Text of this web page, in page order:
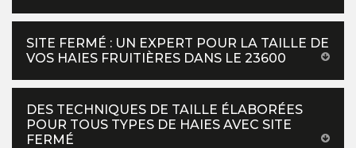
SITE FERMÉ : UN EXPERT POUR LA TAILLE DE
VOS HAIES FRUITIÈRES DANS LE 23600
DES TECHNIQUES DE TAILLE ÉLABORÉES
POUR TOUS TYPES DE HAIES AVEC SITE
FERMÉ